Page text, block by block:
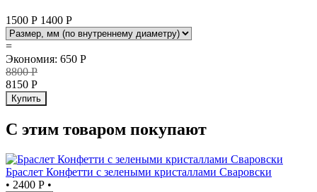
1500 Р 1400 Р
=
Экономия: 650 Р
8800Р
8150 Р
Купить
С этим товаром покупают
Браслет Конфетти с зелеными кристаллами Сваровски
• 2400 Р •